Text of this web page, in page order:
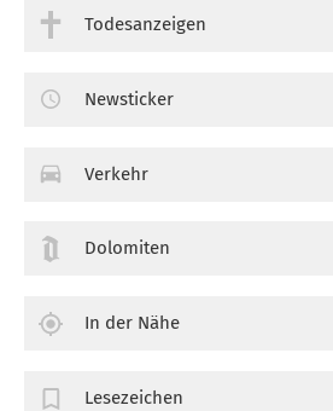
Todesanzeigen
Newsticker
Verkehr
Dolomiten
In der Nähe
Lesezeichen